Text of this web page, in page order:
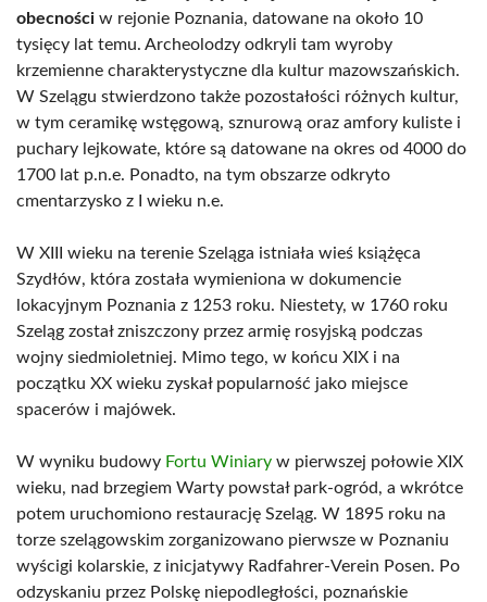
obecności w rejonie Poznania, datowane na około 10
tysięcy lat temu. Archeolodzy odkryli tam wyroby
krzemienne charakterystyczne dla kultur mazowszańskich.
W Szelągu stwierdzono także pozostałości różnych kultur,
w tym ceramikę wstęgową, sznurową oraz amfory kuliste i
puchary lejkowate, które są datowane na okres od 4000 do
1700 lat p.n.e. Ponadto, na tym obszarze odkryto
cmentarzysko z I wieku n.e.
W XIII wieku na terenie Szeląga istniała wieś książęca
Szydłów, która została wymieniona w dokumencie
lokacyjnym Poznania z 1253 roku. Niestety, w 1760 roku
Szeląg został zniszczony przez armię rosyjską podczas
wojny siedmioletniej. Mimo tego, w końcu XIX i na
początku XX wieku zyskał popularność jako miejsce
spacerów i majówek.
W wyniku budowy Fortu Winiary w pierwszej połowie XIX
wieku, nad brzegiem Warty powstał park-ogród, a wkrótce
potem uruchomiono restaurację Szeląg. W 1895 roku na
torze szelągowskim zorganizowano pierwsze w Poznaniu
wyścigi kolarskie, z inicjatywy Radfahrer-Verein Posen. Po
odzyskaniu przez Polskę niepodległości, poznańskie